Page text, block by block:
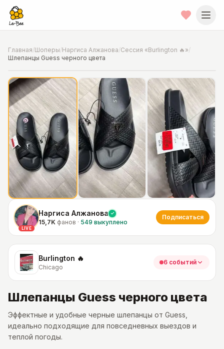
Главная/Шоперы/Наргиса Алжанова/Сессия «Burlington 🔥»/
Шлепанцы Guess черного цвета
📍Фото от шопера Chicago
LIVE
Наргиса Алжанова
15,7K фанов · 549 выкуплено
Подписаться
Burlington 🔥
Chicago
6 событий
Шлепанцы Guess черного цвета
Эффектные и удобные черные шлепанцы от Guess,
идеально подходящие для повседневных выездов и
теплой погоды.